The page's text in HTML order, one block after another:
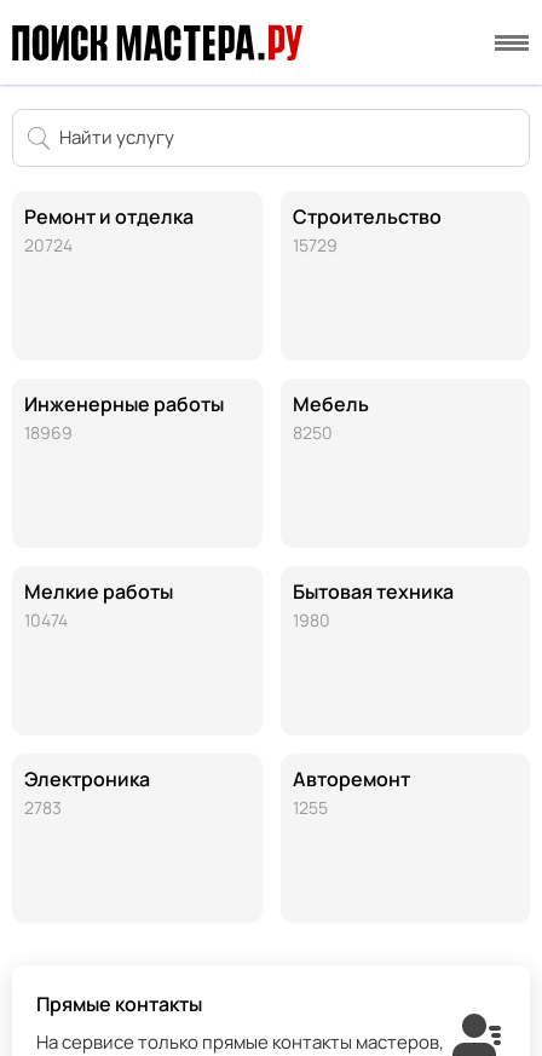
Ремонт и отделка
20724
Инженерные работы
18969
Мелкие работы
10474
Электроника
2783
Строительство
15729
Мебель
8250
Бытовая техника
1980
Авторемонт
1255
Прямые контакты
На сервисе только прямые контакты мастеров,